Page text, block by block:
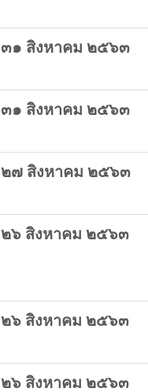
๓๑ สิงหาคม ๒๕๖๓
๓๑ สิงหาคม ๒๕๖๓
๒๗ สิงหาคม ๒๕๖๓
๒๖ สิงหาคม ๒๕๖๓
๒๖ สิงหาคม ๒๕๖๓
๒๖ สิงหาคม ๒๕๖๓